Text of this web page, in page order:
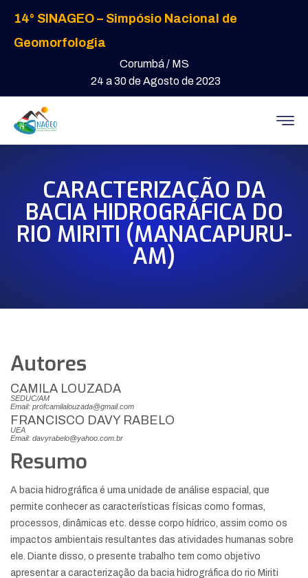
14° SINAGEO – Simpósio Nacional de
Geomorfologia
Corumbá / MS
24 a 30 de Agosto de 2023
CARACTERIZAÇÃO DA
BACIA HIDROGRÁFICA DO
RIO MIRITI (MANACAPURU-
AM)
Autores
CAMILA LOUZADA
SEDUC/AM
Email: profcamilalouzada@gmail.com
FRANCISCO DAVY RABELO
UEA
Email: davyrabelo@yahoo.com.br
Resumo
A bacia hidrográfica é uma unidade de análise espacial, que
permite conhecer as características físicas como formas,
processos, dinâmicas etc. desse corpo hídrico, assim como os
impactos ambientais resultantes das atividades humanas sobre
ele. Diante disso, o presente trabalho tem como objetivo
apresentar a caracterização da bacia hidrográfica do rio Miriti